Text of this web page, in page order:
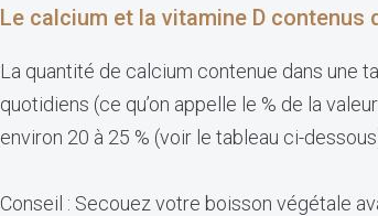
Le calcium et la vitamine D
La quantité de calcium contenue dans une
quotidiens (ce qu’on appelle le % de la
environ 20 à 25 % (voir le tableau ci-
Conseil : Secouez votre boisson végétale